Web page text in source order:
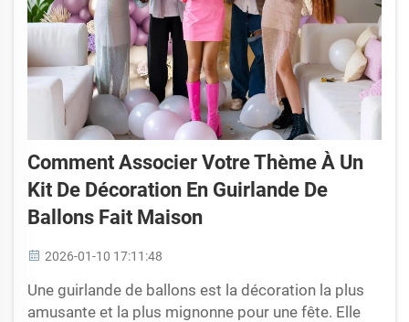
Comment Associer Votre Thème À Un
Kit De Décoration En Guirlande De
Ballons Fait Maison
2026-01-10 17:11:48
Une guirlande de ballons est la décoration la plus
amusante et la plus mignonne pour une fête. Elle